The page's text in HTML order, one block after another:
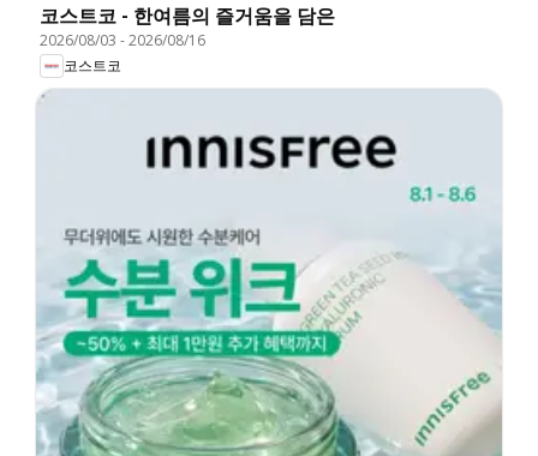
코스트코 - 한여름의 즐거움을 담은
2026/08/03 -2026/08/16
코스트코